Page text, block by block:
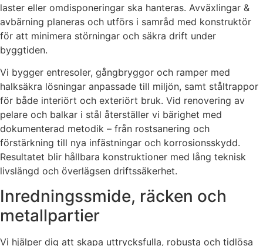
laster eller omdisponeringar ska hanteras. Avväxlingar &
avbärning planeras och utförs i samråd med konstruktör
för att minimera störningar och säkra drift under
byggtiden.
Vi bygger entresoler, gångbryggor och ramper med
halksäkra lösningar anpassade till miljön, samt ståltrappor
för både interiört och exteriört bruk. Vid renovering av
pelare och balkar i stål återställer vi bärighet med
dokumenterad metodik – från rostsanering och
förstärkning till nya infästningar och korrosionsskydd.
Resultatet blir hållbara konstruktioner med lång teknisk
livslängd och överlägsen driftssäkerhet.
Inredningssmide, räcken och
metallpartier
Vi hjälper dig att skapa uttrycksfulla, robusta och tidlösa